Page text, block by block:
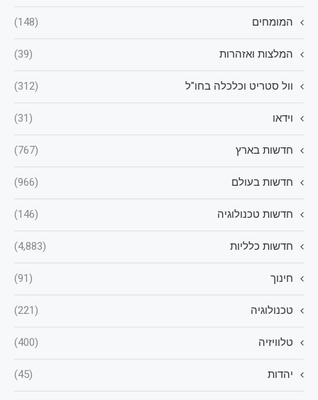
המומחים (148)
המלצות ואזהרות (39)
וול סטריט וכלכלה בחו"ל (312)
וידאו (31)
חדשות בארץ (767)
חדשות בעולם (966)
חדשות טכנולוגיה (146)
חדשות כלליות (4,883)
חינוך (91)
טכנולוגיה (221)
טלוויזיה (400)
יהדות (45)